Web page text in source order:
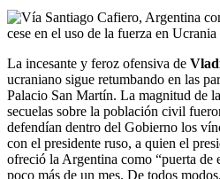
La incesante y feroz ofensiva de
ucraniano sigue retumbando en las
Palacio San Martín. La magnitud de
secuelas sobre la población civil
defendían dentro del Gobierno los
con el presidente ruso, a quien el
ofreció la Argentina como “puerta de
poco más de un mes. De todos